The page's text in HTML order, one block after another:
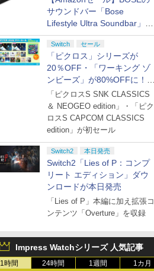
サウンドバー「Bose
Lifestyle Ultra Soundbar」
や、サブウーファー「Bose
Lifestyle Ultra Subwoofer」
などお買い得！
Switch セール
「ピクロス」シリーズが
20％OFF・「ワーキング ゾ
ンビーズ」が80%OFFに！
「ジュピターサマーセール
2026」開催
「ピクロスS SNK CLASSICS
＆ NEOGEO edition」・「ピク
ロスS CAPCOM CLASSICS
edition」が初セール
Switch2 本日発売
Switch2「Lies of P：コンプ
リート エディション」ダウ
ンロードが本日発売
「Lies of P」本編に加え拡張コ
ンテンツ「Overture」を収録
Impress Watchシリーズ 人気記事
1時間 24時間 1週間 1カ月